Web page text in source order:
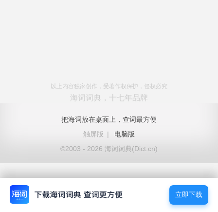
以上内容独家创作，受著作权保护，侵权必究
海词词典，十七年品牌
把海词放在桌面上，查词最方便
触屏版
|
电脑版
©2003 - 2026 海词词典(Dict.cn)
立即下载
立即下载